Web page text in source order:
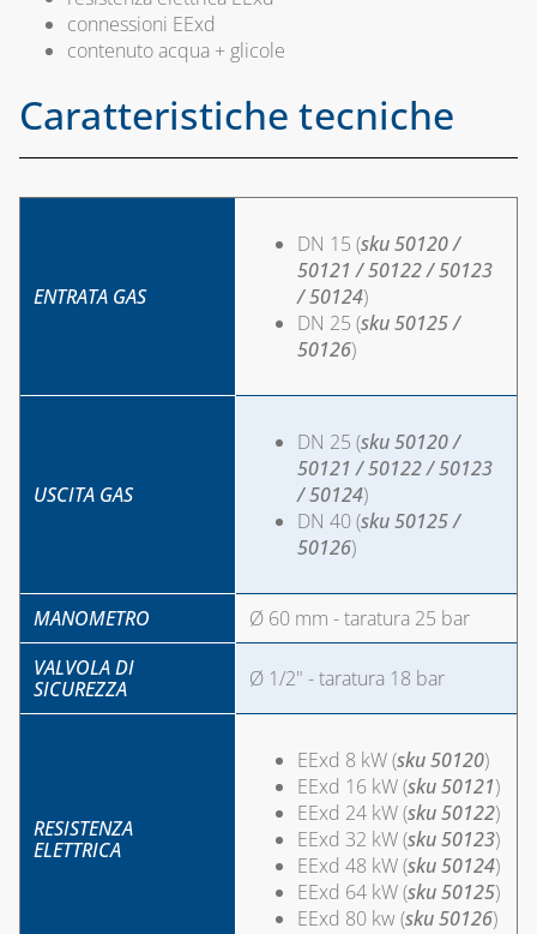
CAPITOLO 10
LAMPADE,
BRUCIATORI
PRODOTTI PER
connessioni EExd
contenuto acqua + glicole
Caratteristiche tecniche
ENTRATA GAS
DN 15 (sku 50120 /
50121 / 50122 / 50123
/ 50124)
DN 25 (sku 50125 /
50126)
USCITA GAS
DN 25 (sku 50120 /
50121 / 50122 / 50123
/ 50124)
DN 40 (sku 50125 /
50126)
MANOMETRO
Ø 60 mm - taratura 25 bar
VALVOLA DI
SICUREZZA
Ø 1/2" - taratura 18 bar
RESISTENZA
ELETTRICA
EExd 8 kW (sku 50120)
EExd 16 kW (sku 50121)
EExd 24 kW (sku 50122)
EExd 32 kW (sku 50123)
EExd 48 kW (sku 50124)
EExd 64 kW (sku 50125)
EExd 80 kw (sku 50126)